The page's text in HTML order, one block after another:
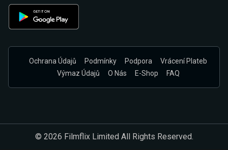
Ochrana Údajů Podmínky Podpora
Vrácení Plateb
Výmaz Údajů
O Nás E-Shop FAQ
© 2026 Filmflix Limited All Rights Reserved.